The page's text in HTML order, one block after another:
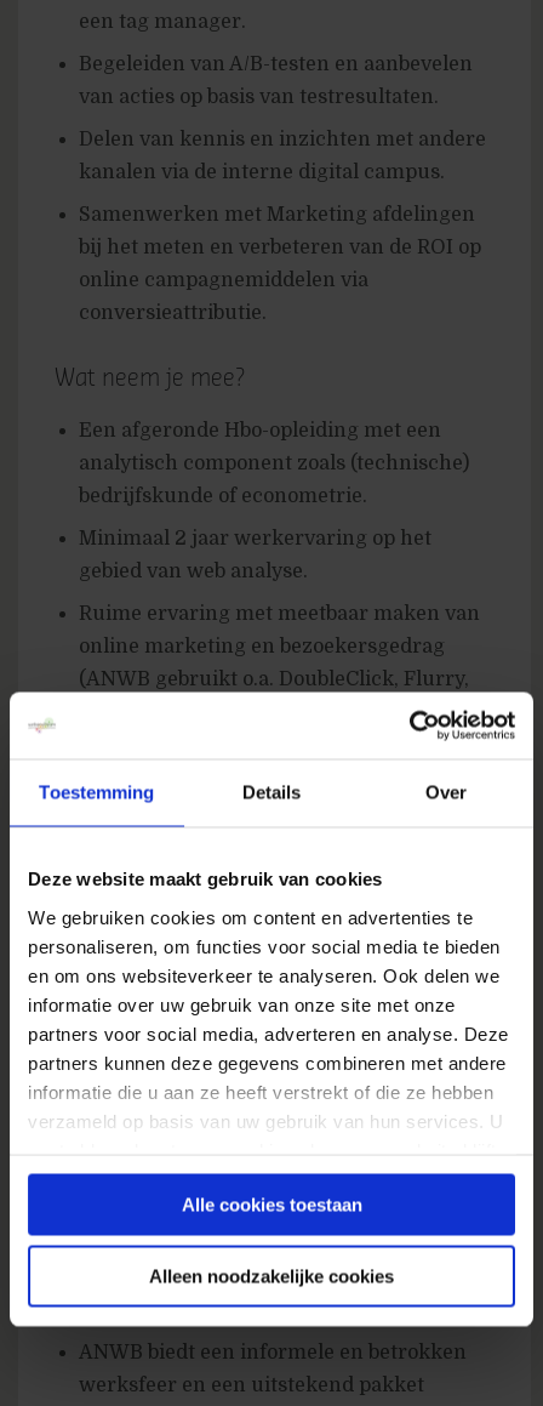
Toestemming Details Over
Deze website maakt gebruik van cookies
We gebruiken cookies om content en advertenties te
personaliseren, om functies voor social media te bieden
en om ons websiteverkeer te analyseren. Ook delen we
informatie over uw gebruik van onze site met onze
partners voor social media, adverteren en analyse. Deze
partners kunnen deze gegevens combineren met andere
informatie die u aan ze heeft verstrekt of die ze hebben
verzameld op basis van uw gebruik van hun services. U
gebruiken.
Alle cookies toestaan
Alleen noodzakelijke cookies
een tag manager.
Begeleiden van A/B-testen en aanbevelen
van acties op basis van testresultaten.
Delen van kennis en inzichten met andere
kanalen via de interne digital campus.
Samenwerken met Marketing afdelingen
bij het meten en verbeteren van de ROI op
online campagnemiddelen via
conversieattributie.
Wat neem je mee?
Een afgeronde Hbo-opleiding met een
analytisch component zoals (technische)
bedrijfskunde of econometrie.
Minimaal 2 jaar werkervaring op het
gebied van web analyse.
Ruime ervaring met meetbaar maken van
online marketing en bezoekersgedrag
(ANWB gebruikt o.a. DoubleClick, Flurry,
A/B-testvaardigheden; kennis van
SiteSpect en Optimizely is een pré.
Cognos is een pré.
Advies en presentatie vaardigheden.
Passie voor het analyseren van online
consumenten gedrag en creativiteit bij het
vinden van kansen en oplossingen.
Wat bieden wij?
Werken bij de ANWB is werken voor een
organisatie met een ongekende diversiteit
aan producten en diensten van A-label
kwaliteit. De mogelijkheden en kansen
voor de medewerkers zijn dan ook groot.
ANWB biedt een informele en betrokken
werksfeer en een uitstekend pakket